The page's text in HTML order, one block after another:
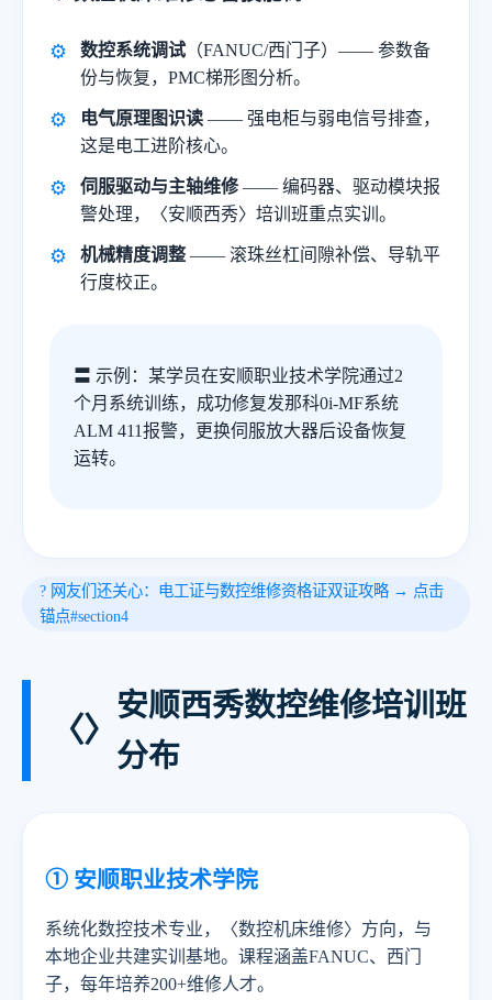
数控系统调试 （FANUC/西门子）—— 参数备
份与恢复，PMC梯形图分析。
电气原理图识读 —— 强电柜与弱电信号排查，
这是电工进阶核心。
伺服驱动与主轴维修—— 编码器、驱动模块报
警处理，〈安顺西秀〉培训班重点实训。
机械精度调整 —— 滚珠丝杠间隙补偿、导轨平
行度校正。
〓 示例：某学员在安顺职业技术学院通过2
个月系统训练，成功修复发那科0i-MF系统
ALM 411报警，更换伺服放大器后设备恢复
运转。
? 网友们还关心：电工证与数控维修资格证双证攻略 → 点击
锚点#section4
〈〉
安顺西秀数控维修培训班
分布
① 安顺职业技术学院
系统化数控技术专业，〈数控机床维修〉方向，与
本地企业共建实训基地。课程涵盖FANUC、西门
子，每年培养200+维修人才。